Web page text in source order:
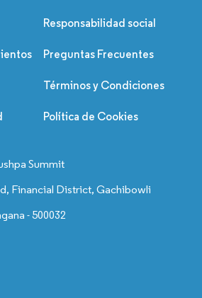
Responsabilidad social
Preguntas Frecuentes
Términos y Condiciones
Política de Cookies
Summit
Financial District, Gachibowli
- 500032